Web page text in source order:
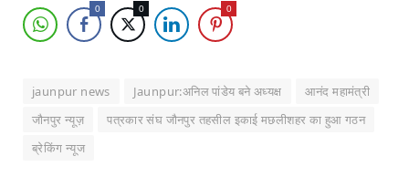
0 0 0
jaunpur news Jaunpur:अनिल पांडेय बने अध्यक्ष
आनंद महामंत्री
जौनपुर न्यूज़
पत्रकार संघ जौनपुर तहसील इकाई मछलीशहर का हुआ गठन
ब्रेकिंग न्यूज